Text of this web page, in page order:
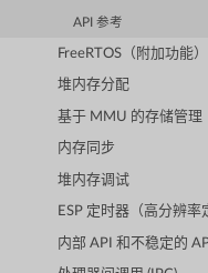
API 参考
FreeRTOS（附加功能）
堆内存分配
基于 MMU 的存储管理
内存同步
堆内存调试
ESP 定时器（高分辨率
内部 API 和不稳定的